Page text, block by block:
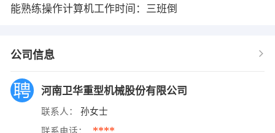
能熟练操作计算机工作时间：三班倒
公司信息
河南卫华重型机械股份有限公司
联系人： 孙女士